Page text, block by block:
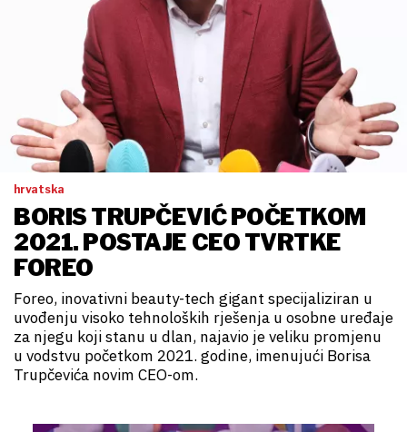
hrvatska
BORIS TRUPČEVIĆ POČETKOM
2021. POSTAJE CEO TVRTKE
FOREO
Foreo, inovativni beauty-tech gigant specijaliziran u
uvođenju visoko tehnoloških rješenja u osobne uređaje
za njegu koji stanu u dlan, najavio je veliku promjenu
u vodstvu početkom 2021. godine, imenujući Borisa
Trupčevića novim CEO-om.